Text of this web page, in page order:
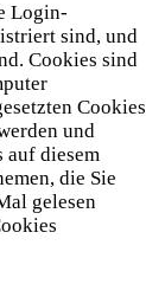
Login-
sind, und
Cookies sind
Cookies
und
auf diesem
die Sie
gelesen